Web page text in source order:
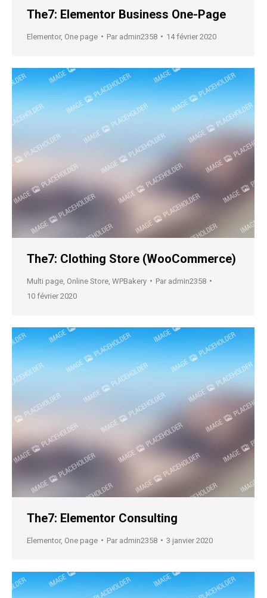
The7: Elementor Business One-Page
Elementor, One page Par admin2358 14 février 2020
The7: Clothing Store (WooCommerce)
Multi page Online Store WPBakery Par admin2358
10 février 2020
The7: Elementor Consulting
Elementor, One page Par admin2358 3 janvier 2020